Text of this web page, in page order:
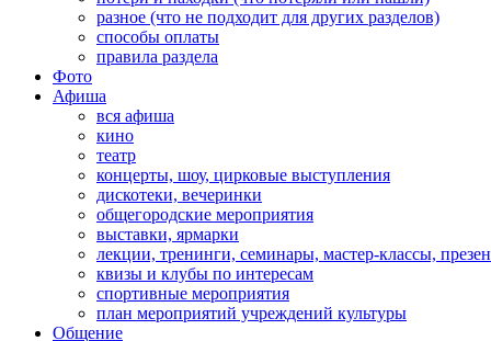
разное (что не подходит для других разделов)
способы оплаты
правила раздела
Фото
Афиша
вся афиша
кино
театр
концерты, шоу, цирковые выступления
дискотеки, вечеринки
общегородские мероприятия
выставки, ярмарки
лекции, тренинги, семинары, мастер-классы,
квизы и клубы по интересам
спортивные мероприятия
план мероприятий учреждений культуры
Общение